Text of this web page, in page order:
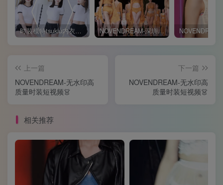
时装模特tsukiu内衣广告片+白色短T套装👗4K原片视频 NOVENDREAM-深圳时装周内衣秀现场花絮大长腿模特郭炳琪-李天舒
上一篇
NOVENDREAM-无水印高
质量时装短视频👗
下一篇
NOVENDREAM-无水印高
质量时装短视频👗
相关推荐